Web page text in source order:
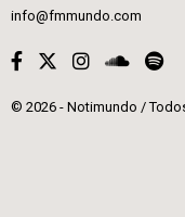
info@fmmundo.com
© 2026 - Notimundo /